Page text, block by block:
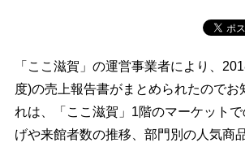
「ここ滋賀」の運営事業者により、
度)の売上報告書がまとめられたのでお
れは、「ここ滋賀」1階のマーケット
げや来館者数の推移、部門別の人気商